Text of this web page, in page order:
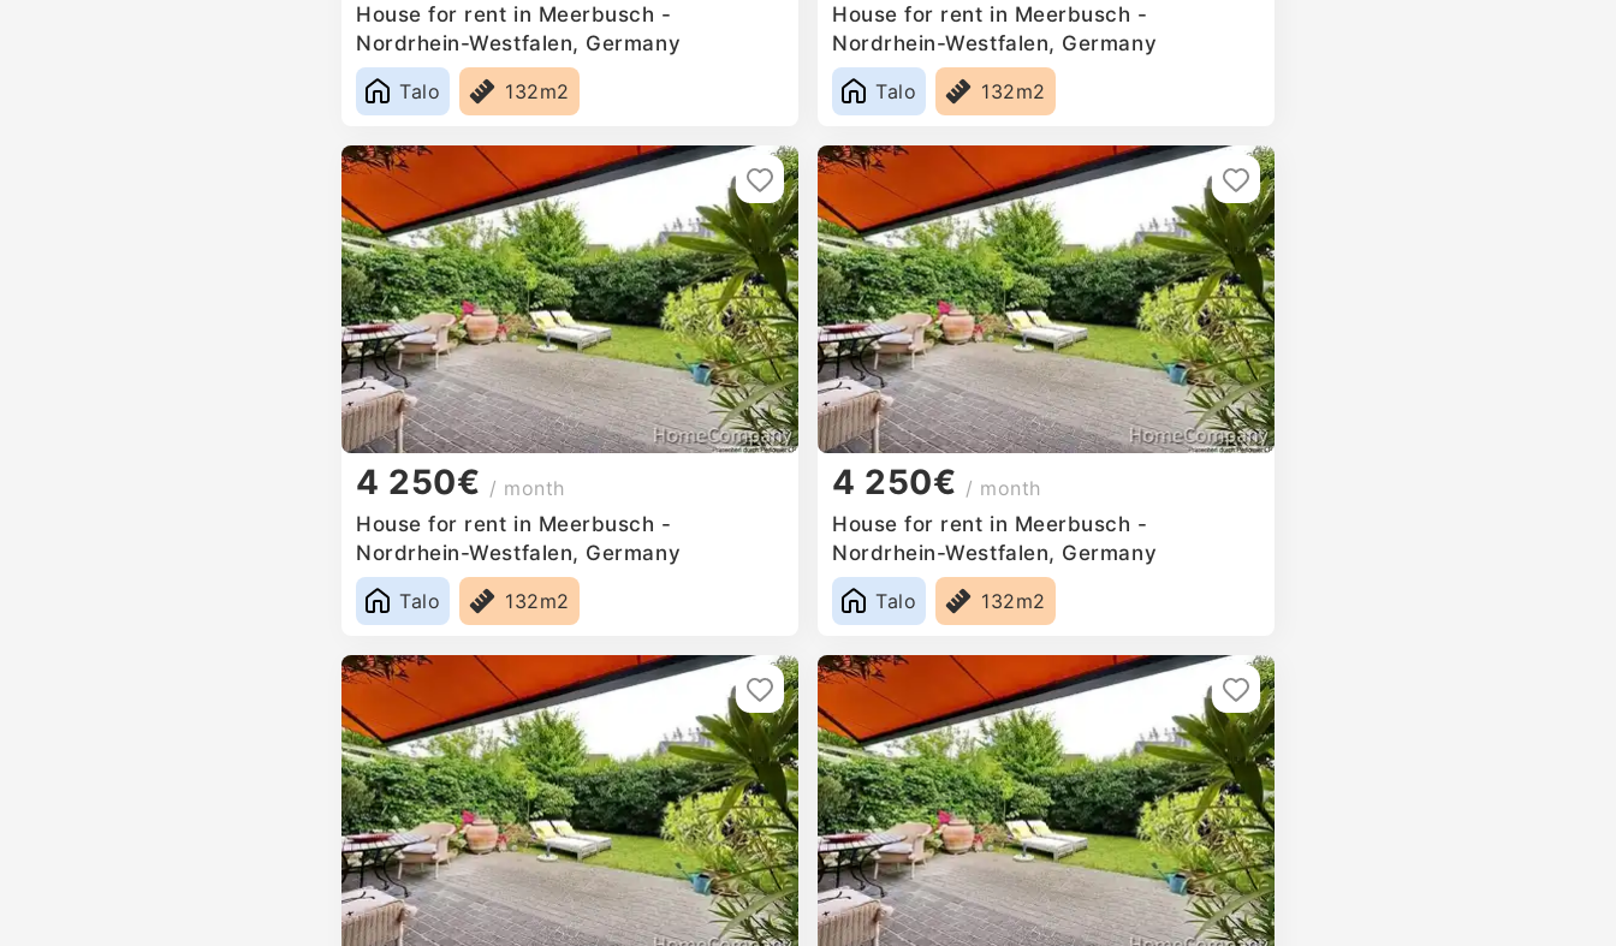
House for rent in Meerbusch -
Nordrhein-Westfalen, Germany
Talo
132m2
House for rent in Meerbusch -
Nordrhein-Westfalen, Germany
Talo
132m2
4 250€ / month
House for rent in Meerbusch -
Nordrhein-Westfalen, Germany
Talo
132m2
4 250€ / month
House for rent in Meerbusch -
Nordrhein-Westfalen, Germany
Talo
132m2